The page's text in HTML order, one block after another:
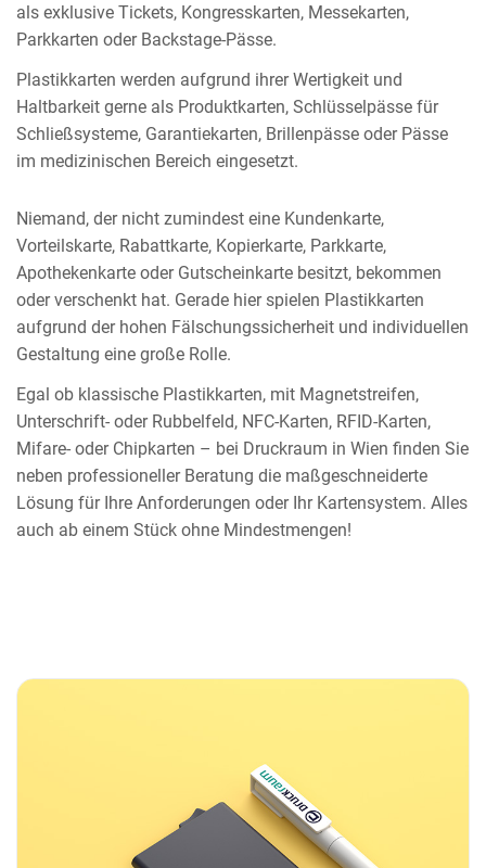
als exklusive Tickets, Kongresskarten, Messekarten,
Parkkarten oder Backstage-Pässe.
Plastikkarten werden aufgrund ihrer Wertigkeit und
Haltbarkeit gerne als Produktkarten, Schlüsselpässe für
Schließsysteme, Garantiekarten, Brillenpässe oder Pässe
im medizinischen Bereich eingesetzt.
Niemand, der nicht zumindest eine Kundenkarte,
Vorteilskarte, Rabattkarte, Kopierkarte, Parkkarte,
Apothekenkarte oder Gutscheinkarte besitzt, bekommen
oder verschenkt hat. Gerade hier spielen Plastikkarten
aufgrund der hohen Fälschungssicherheit und individuellen
Gestaltung eine große Rolle.
Egal ob klassische Plastikkarten, mit Magnetstreifen,
Unterschrift- oder Rubbelfeld, NFC-Karten, RFID-Karten,
Mifare- oder Chipkarten – bei Druckraum in Wien finden Sie
neben professioneller Beratung die maßgeschneiderte
Lösung für Ihre Anforderungen oder Ihr Kartensystem. Alles
auch ab einem Stück ohne Mindestmengen!